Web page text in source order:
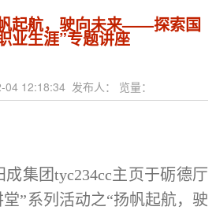
起航，驶向未来——探索国
业生涯”专题讲座
04 12:18:34 发布人： 览量：
成集团tyc234cc主页于砺德厅
堂”系列活动之“扬帆起航，驶